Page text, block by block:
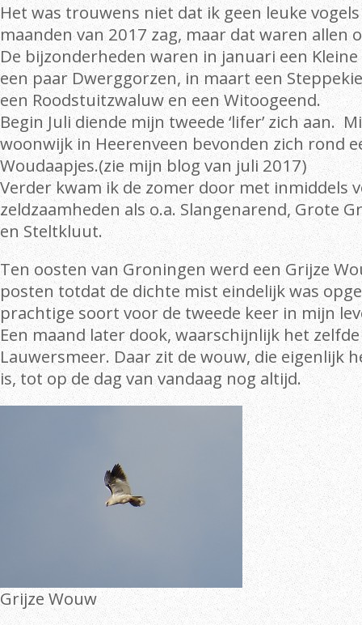
Het was trouwens niet dat ik geen leuke
maanden van 2017 zag, maar dat waren allen
De bijzonderheden waren in januari een
een paar Dwerggorzen, in maart een
een Roodstuitzwaluw en een Witoogeend.
Begin Juli diende mijn tweede ‘lifer’ zich aan.
woonwijk in Heerenveen bevonden zich rond
Woudaapjes.(zie mijn blog van juli 2017)
Verder kwam ik de zomer door met inmiddels
zeldzaamheden als o.a. Slangenarend, Grote
en Steltkluut.
Ten oosten van Groningen werd een Grijze
posten totdat de dichte mist eindelijk was
prachtige soort voor de tweede keer in mijn
Een maand later dook, waarschijnlijk het
Lauwersmeer. Daar zit de wouw, die eigenlijk
is, tot op de dag van vandaag nog altijd.
Grijze Wouw